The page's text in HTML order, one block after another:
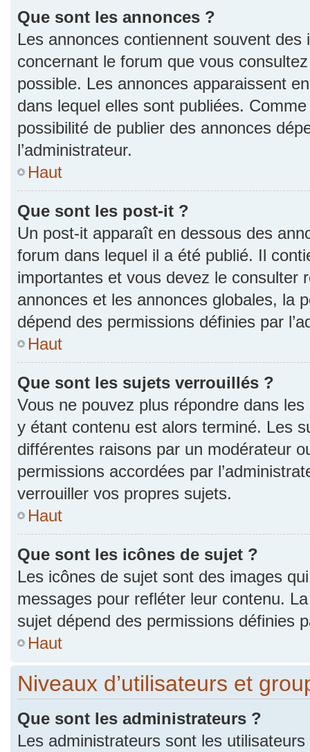
Que sont les annonces ?
Les annonces contiennent souvent
concernant le forum que vous
possible. Les annonces apparaissent
dans lequel elles sont publiées.
possibilité de publier des annonces
l’administrateur.
Haut
Que sont les post-it ?
Un post-it apparaît en dessous des
forum dans lequel il a été publié. Il
importantes et vous devez le consulter
annonces et les annonces globales, la
dépend des permissions définies par
Haut
Que sont les sujets verrouillés ?
Vous ne pouvez plus répondre dans
y étant contenu est alors terminé. Les
différentes raisons par un modérateur
permissions accordées par
verrouiller vos propres sujets.
Haut
Que sont les icônes de sujet ?
Les icônes de sujet sont des images
messages pour refléter leur contenu.
sujet dépend des permissions définies
Haut
Niveaux d’utilisateurs et
Que sont les administrateurs ?
Les administrateurs sont les